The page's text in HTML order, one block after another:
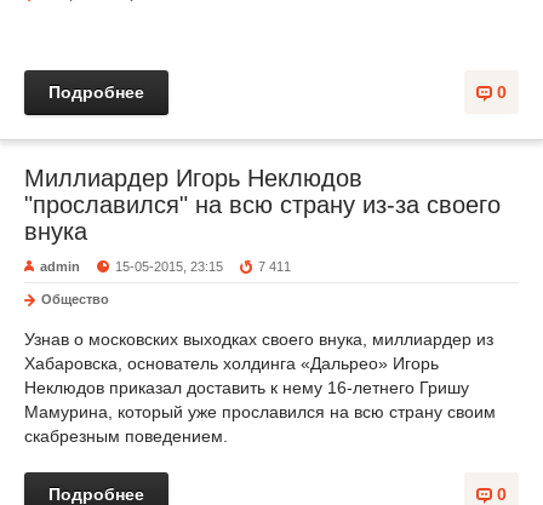
0
Подробнее
Миллиардер Игорь Неклюдов
"прославился" на всю страну из-за своего
внука
admin 15-05-2015, 23:15 7 411
Общество
Узнав о московских выходках своего внука, миллиардер из
Хабаровска, основатель холдинга «Дальрео» Игорь
Неклюдов приказал доставить к нему 16-летнего Гришу
Мамурина, который уже прославился на всю страну своим
скабрезным поведением.
0
Подробнее